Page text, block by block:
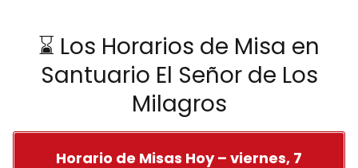
⌛ Los Horarios de Misa en
Santuario El Señor de Los
Milagros
Horario de Misas Hoy – viernes, 7